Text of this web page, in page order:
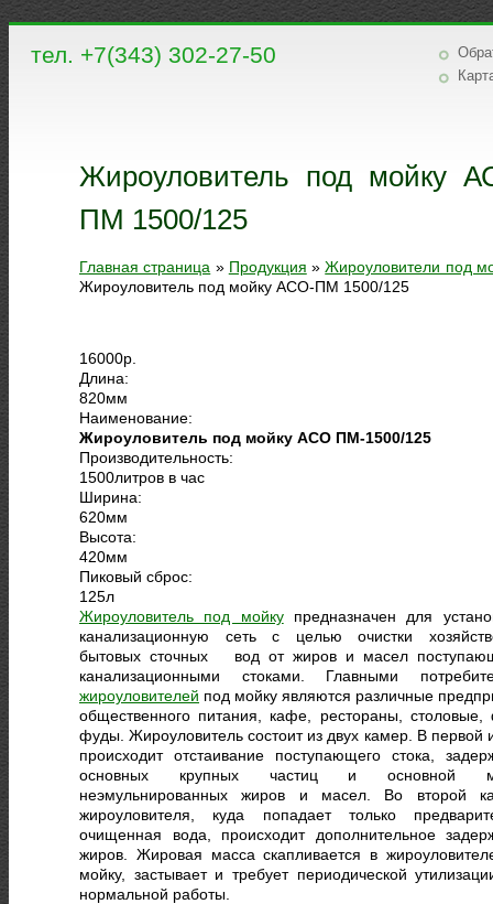
тел. +7(343) 302-27-50
Жироуловитель под мойку
ПМ 1500/125
Главная страница » Продукция » Жироуловители под
Жироуловитель под мойку АСО-ПМ 1500/125
16000р.
Длина:
820мм
Наименование:
Жироуловитель под мойку АСО ПМ-1500/125
Производительность:
1500литров в час
Ширина:
620мм
Высота:
420мм
Пиковый сброс:
125л
Жироуловитель под мойкупредназначен для
канализационную сеть с целью очистки
бытовых сточных вод от жиров и масел
канализационными стоками. Главными
жироуловителей под мойку являются различные
общественного питания, кафе, рестораны, столовые,
фуды. Жироуловитель состоит из двух камер. В первой
происходит отстаивание поступающего стока,
основных крупных частиц и основной
неэмульнированных жиров и масел. Во второй
жироуловителя, куда попадает только
очищенная вода, происходит дополнительное
жиров. Жировая масса скапливается в
мойку, застывает и требует периодической
нормальной работы.